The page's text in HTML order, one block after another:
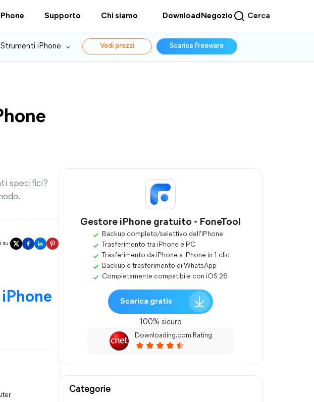
Supporto Chi siamo Download Negozio Cerca
Strumenti iPhone Vedi prezzi Scarica Freeware
specifici?
su:
Gestore iPhone gratuito - FoneTool
Backup completo/selettivo dell'iPhone
Trasferimento tra iPhone e PC
Trasferimento da iPhone a iPhone in 1 clic
Backup e trasferimento di WhatsApp
Completamente compatibile con iOS 26
Scarica gratis
100% sicuro
Downloading.com Rating
Categorie